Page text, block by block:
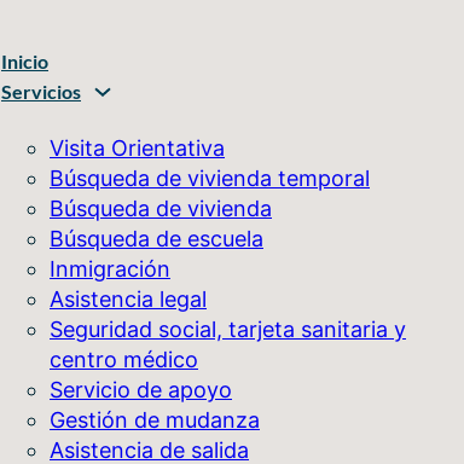
Inicio
Servicios
Visita Orientativa
Búsqueda de vivienda temporal
Búsqueda de vivienda
Búsqueda de escuela
Inmigración
Asistencia legal
Seguridad social, tarjeta sanitaria y
centro médico
Servicio de apoyo
Gestión de mudanza
Asistencia de salida